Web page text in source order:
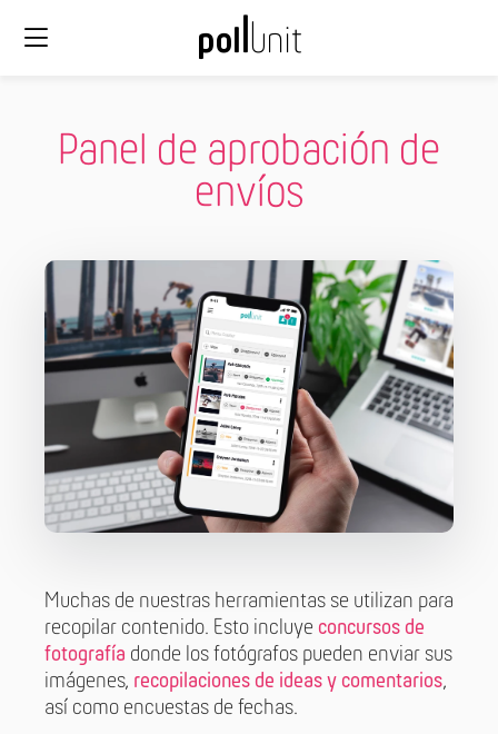
Panel de aprobación de
envíos
Muchas de nuestras herramientas se utilizan para
recopilar contenido. Esto incluye concursos de
fotografía donde los fotógrafos pueden enviar sus
imágenes, recopilaciones de ideas y comentarios,
así como encuestas de fechas.